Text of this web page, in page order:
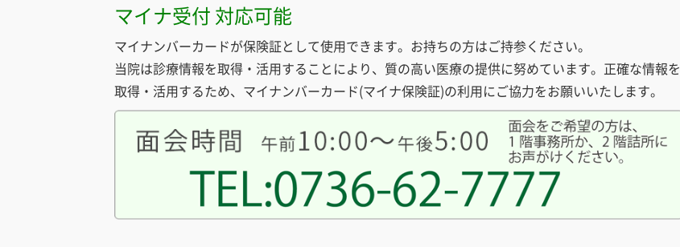
マイナ受付 対応可能
マイナンバーカードが保険証として使用できます。お持ちの方はご持参ください。
当院は診療情報を取得・活用することにより、質の高い医療の提供に努めています。正確な情報を
取得・活用するため、マイナンバーカード(マイナ保険証)の利用にご協力をお願いいたします。